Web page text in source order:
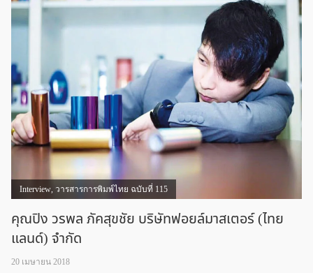
Interview วารสารการพิมพ์ไทย ฉบับที่ 115
คุณปิง วรพล ภัคสุขชัย บริษัทฟอยล์มาสเตอร์ (ไทย
แลนด์) จำกัด
20 เมษายน 2018